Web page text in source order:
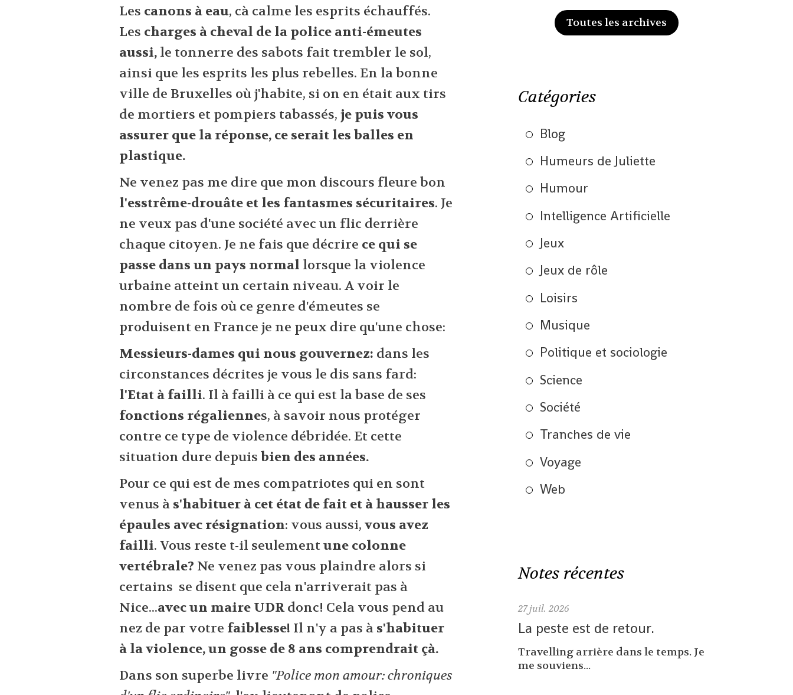
Les canons à eau, cà calme les esprits échauffés.
Les charges à cheval de la police anti-émeutes
aussi,le tonnerre des sabots fait trembler le sol,
ainsi que les esprits les plus rebelles. En la bonne
ville de Bruxelles où j'habite, si on en était aux tirs
de mortiers et pompiers tabassés, je puis vous
assurer que la réponse, ce serait les balles en
plastique.
Ne venez pas me dire que mon discours fleure bon
l'esstrême-drouâte et les fantasmes sécuritaires. Je
ne veux pas d'une société avec un flic derrière
chaque citoyen. Je ne fais que décrire ce qui se
passe dans un pays normal lorsque la violence
urbaine atteint un certain niveau. A voir le
nombre de fois où ce genre d'émeutes se
produisent en France je ne peux dire qu'une chose:
Messieurs-dames qui nous gouvernez: dans les
circonstances décrites je vous le dis sans fard:
l'Etat à failli. Il à failli à ce qui est la base de ses
fonctions régaliennes, à savoir nous protéger
contre ce type de violence débridée. Et cette
situation dure depuis bien des années.
Pour ce qui est de mes compatriotes qui en sont
venus à s'habituer à cet état de fait et à hausser les
épaules avec résignation: vous aussi, vous avez
failli. Vous reste t-il seulementune colonne
vertébrale? Ne venez pas vous plaindre alors si
certains se disent que cela n'arriverait pas à
Nice...avec un maire UDRdonc! Cela vous pend au
nez de par votre faiblesse! Il n'y a pas à s'habituer
à la violence, un gosse de 8 ans comprendrait çà.
Dans son superbe livre "Police mon amour: chroniques
Toutes les archives
Catégories
Blog
Humeurs de Juliette
Humour
Intelligence Artificielle
Jeux
Jeux de rôle
Loisirs
Musique
Politique et sociologie
Science
Société
Tranches de vie
Voyage
Web
Notes récentes
27 juil. 2026
La peste est de retour.
Travelling arrière dans le temps. Je
me souviens...